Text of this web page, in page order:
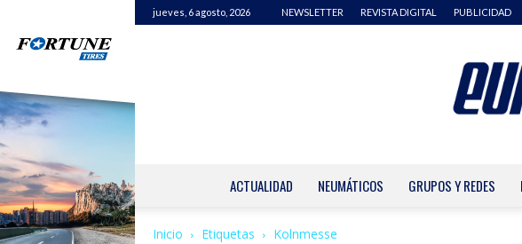
jueves, 6 agosto, 2026 NEWSLETTER REVISTA DIGITAL PUBLICIDAD
ACTUALIDAD NEUMÁTICOS GRUPOS Y REDES
Inicio Etiquetas Kolnmesse